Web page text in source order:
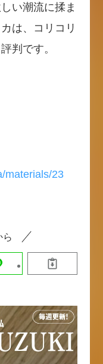
い潮流に揉ま
は、コリコリ
判です。
materials/23
ら